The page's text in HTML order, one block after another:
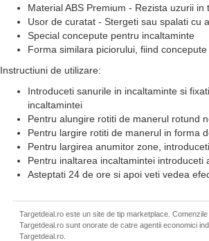
Material ABS Premium - Rezista uzurii in
Usor de curatat - Stergeti sau spalati cu
Special concepute pentru incaltaminte
Forma similara piciorului, fiind
Instructiuni de utilizare:
Introduceti sanurile in incaltaminte si
incaltamintei
Pentru alungire rotiti de manerul rotund
Pentru largire rotiti de manerul in forma
Pentru largirea anumitor zone,
Pentru inaltarea incaltamintei introduceti
Asteptati 24 de ore si apoi veti vedea
Targetdeal.ro este un site de tip marketplace.
Targetdeal.ro sunt onorate de catre agentii economici
Targetdeal.ro.